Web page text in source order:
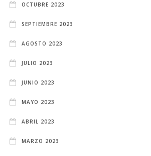
OCTUBRE 2023
SEPTIEMBRE 2023
AGOSTO 2023
JULIO 2023
JUNIO 2023
MAYO 2023
ABRIL 2023
MARZO 2023